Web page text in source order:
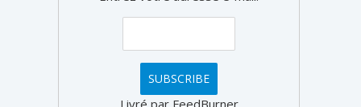
Livré par FeedBurner